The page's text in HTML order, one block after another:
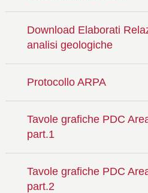
Download Elaborati
analisi geologiche
Protocollo ARPA
Tavole grafiche PDC
part.1
Tavole grafiche PDC
part.2